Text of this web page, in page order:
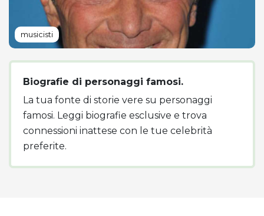
musicisti
Biografie di personaggi famosi.
La tua fonte di storie vere su personaggi
famosi. Leggi biografie esclusive e trova
connessioni inattese con le tue celebrità
preferite.